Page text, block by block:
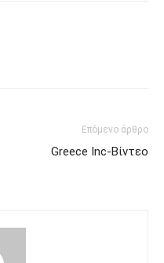
Επόμενο άρθρο
Greece Inc-Βίντεο